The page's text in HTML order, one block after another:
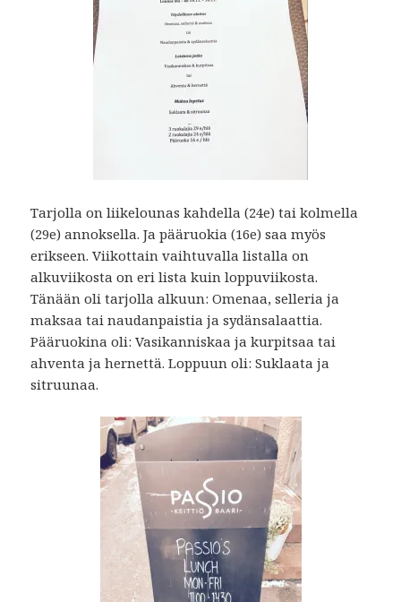
Tarjolla on liikelounas kahdella (24e) tai kolmella
(29e) annoksella. Ja pääruokia (16e) saa myös
erikseen. Viikottain vaihtuvalla listalla on
alkuviikosta on eri lista kuin loppuviikosta.
Tänään oli tarjolla alkuun: Omenaa, selleria ja
maksaa tai naudanpaistia ja sydänsalaattia.
Pääruokina oli: Vasikanniskaa ja kurpitsaa tai
ahventa ja hernettä. Loppuun oli: Suklaata ja
sitruunaa.